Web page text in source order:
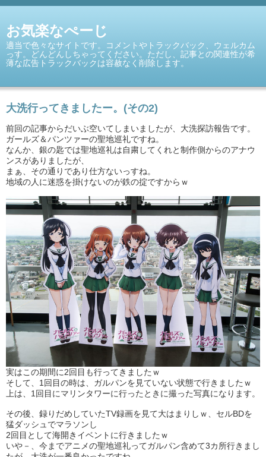
お気楽なぺーじ
適当で色々なサイトです。コメントやトラックバック、ウェルカム
っす。どんどんしちゃってください。ただし、記事との関連性が希
薄な広告トラックバックは容赦なく削除します。
大洗行ってきましたー。(その2)
前回の記事からだいぶ空いてしまいましたが、大洗探訪報告です。
ガールズ＆パンツァーの聖地巡礼ですね。
なんか、銀の匙では聖地巡礼は自粛してくれと制作側からのアナウ
ンスがありましたが、
まぁ、その通りであり仕方ないっすね。
地域の人に迷惑を掛けないのが鉄の掟ですからｗ
実はこの期間に2回目も行ってきましたｗ
そして、1回目の時は、ガルパンを見ていない状態で行きましたｗ
上は、1回目にマリンタワーに行ったときに撮った写真になります。
その後、録りだめしていたTV録画を見て大はまりしｗ、セルBDを
猛ダッシュでマラソンし
2回目として海開きイベントに行きましたｗ
いや－、今までアニメの聖地巡礼ってガルパン含めて3カ所行きまし